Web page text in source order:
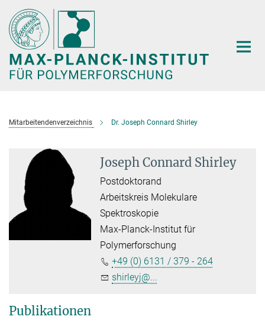
Hauptinhalt
Mitarbeitendenverzeichnis Dr. Joseph Connard Shirley
Joseph Connard Shirley
Postdoktorand
Arbeitskreis Molekulare
Spektroskopie
Max-Planck-Institut für
Polymerforschung
+49 (0) 6131 / 379 - 264
shirleyj@...
Publikationen